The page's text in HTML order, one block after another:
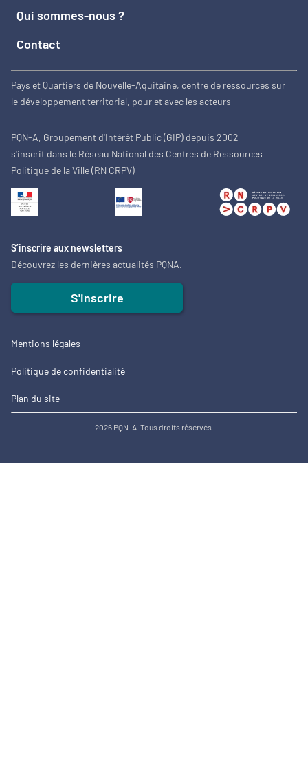
Qui sommes-nous ?
Contact
Pays et Quartiers de Nouvelle-Aquitaine, centre de ressources sur
le développement territorial, pour et avec les acteurs
PQN-A, Groupement d'Intérêt Public (GIP) depuis 2002
s'inscrit dans le Réseau National des Centres de Ressources
Politique de la Ville (RN CRPV)
S’inscrire aux newsletters
Découvrez les dernières actualités PQNA.
S'inscrire
Mentions légales
Politique de confidentialité
Plan du site
2026 PQN-A. Tous droits réservés.